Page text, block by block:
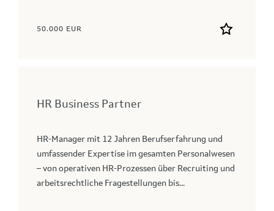
50.000 EUR
HR Business Partner
HR-Manager mit 12 Jahren Berufserfahrung und
umfassender Expertise im gesamten Personalwesen
– von operativen HR-Prozessen über Recruiting und
arbeitsrechtliche Fragestellungen bis...